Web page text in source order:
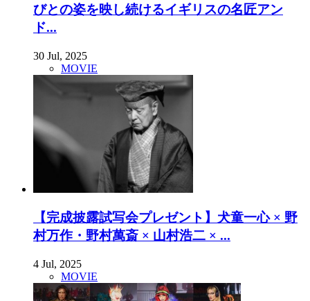
びとの姿を映し続けるイギリスの名匠アン
ド...
30 Jul, 2025
MOVIE
【完成披露試写会プレゼント】犬童一心 × 野
村万作・野村萬斎 × 山村浩二 × ...
4 Jul, 2025
MOVIE